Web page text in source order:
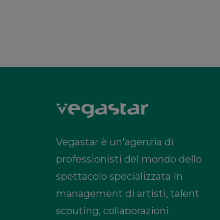
Vegastar è un'agenzia di
professionisti del mondo dello
spettacolo specializzata in
management di artisti, talent
scouting, collaborazioni